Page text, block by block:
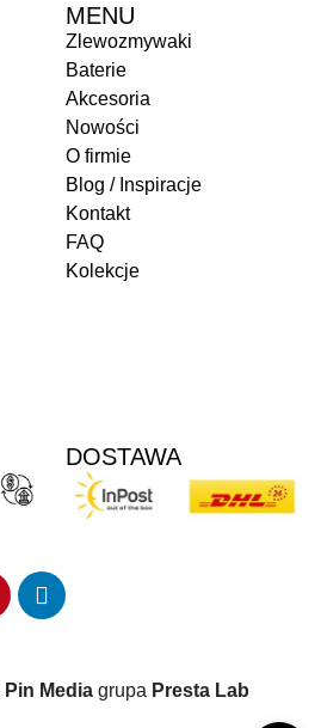
MENU
Zlewozmywaki
Baterie
Akcesoria
Nowości
O firmie
Blog / Inspiracje
Kontakt
FAQ
Kolekcje
DOSTAWA
Pin Media grupa Presta Lab